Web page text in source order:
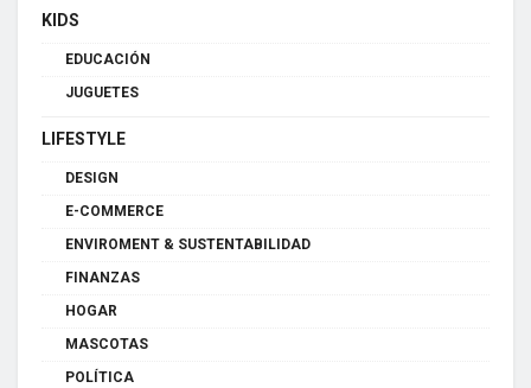
KIDS
EDUCACIÓN
JUGUETES
LIFESTYLE
DESIGN
E-COMMERCE
ENVIROMENT & SUSTENTABILIDAD
FINANZAS
HOGAR
MASCOTAS
POLÍTICA